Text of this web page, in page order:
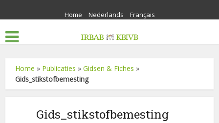
Home Nederlands Français
Home » Publicaties »Gidsen & Fiches »
Gids_stikstofbemesting
Gids_stikstofbemesting